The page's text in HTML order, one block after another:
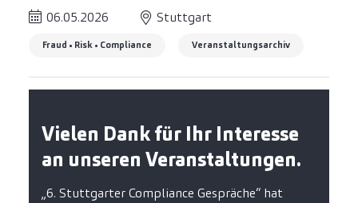
06.05.2026 Stuttgart
Fraud • Risk • Compliance Veranstaltungsarchiv
Vielen Dank für Ihr Interesse
an unseren Veranstaltungen.
„6. Stuttgarter Compliance Gespräche“ hat